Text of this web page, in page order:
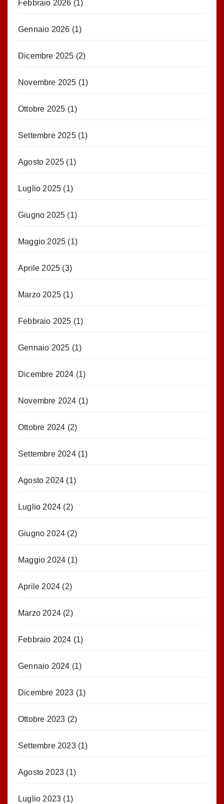
Febbraio 2026 (1)
Gennaio 2026 (1)
Dicembre 2025 (2)
Novembre 2025 (1)
Ottobre 2025 (1)
Settembre 2025(1)
Agosto 2025 (1)
Luglio 2025 (1)
Giugno 2025 (1)
Maggio 2025 (1)
Aprile 2025 (3)
Marzo 2025 (1)
Febbraio 2025 (1)
Gennaio 2025 (1)
Dicembre 2024 (1)
Novembre 2024 (1)
Ottobre 2024 (2)
Settembre 2024(1)
Agosto 2024 (1)
Luglio 2024 (2)
Giugno 2024 (2)
Maggio 2024 (1)
Aprile 2024 (2)
Marzo 2024 (2)
Febbraio 2024 (1)
Gennaio 2024 (1)
Dicembre 2023 (1)
Ottobre 2023 (2)
Settembre 2023(1)
Agosto 2023 (1)
Luglio 2023 (1)